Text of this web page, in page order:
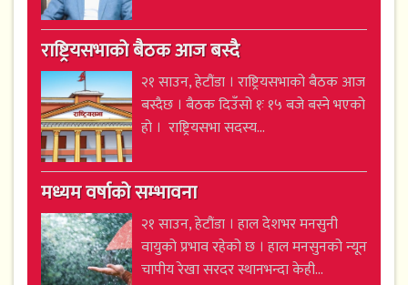
राष्ट्रियसभाको बैठक आज बस्दै
२१ साउन, हेटौंडा । राष्ट्रियसभाको बैठक आज
बस्दैछ । बैठक दिउँसो १ः १५ बजे बस्ने भएको
हो । राष्ट्रियसभा सदस्य...
मध्यम वर्षाको सम्भावना
२१ साउन, हेटौंडा । हाल देशभर मनसुनी
वायुको प्रभाव रहेको छ । हाल मनसुनको न्यून
चापीय रेखा सरदर स्थानभन्दा केही...